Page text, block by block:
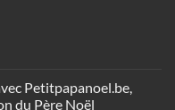
Petitpapanoel.be,
du Père Noël